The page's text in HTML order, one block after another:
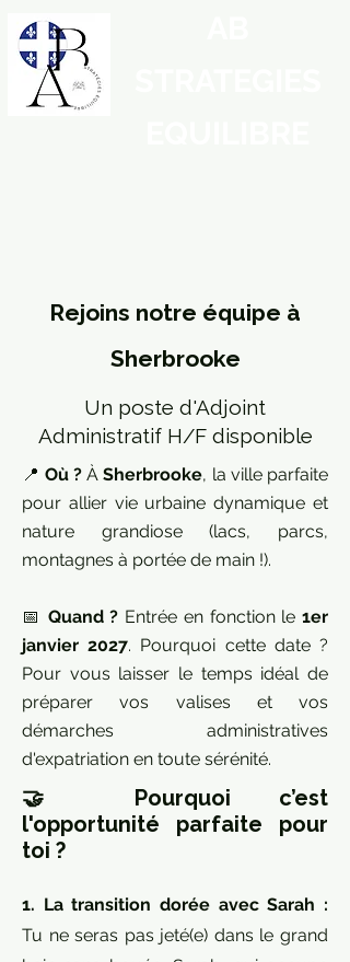
Rejoins notre équipe à
Sherbrooke
Un poste d'Adjoint
Administratif H/F disponible
📍 Où ?À Sherbrooke, la ville parfaite
pour allier vie urbaine dynamique et
nature grandiose (lacs, parcs,
montagnes à portée de main !).
📅 Quand ? Entrée en fonction le 1er
janvier 2027. Pourquoi cette date ?
Pour vous laisser le temps idéal de
préparer vos valises et vos
démarches administratives
d'expatriation en toute sérénité.
🤝 Pourquoi c’est
l'opportunité parfaite pour
toi ?
1. La transition dorée avec Sarah :
Tu ne seras pas jeté(e) dans le grand